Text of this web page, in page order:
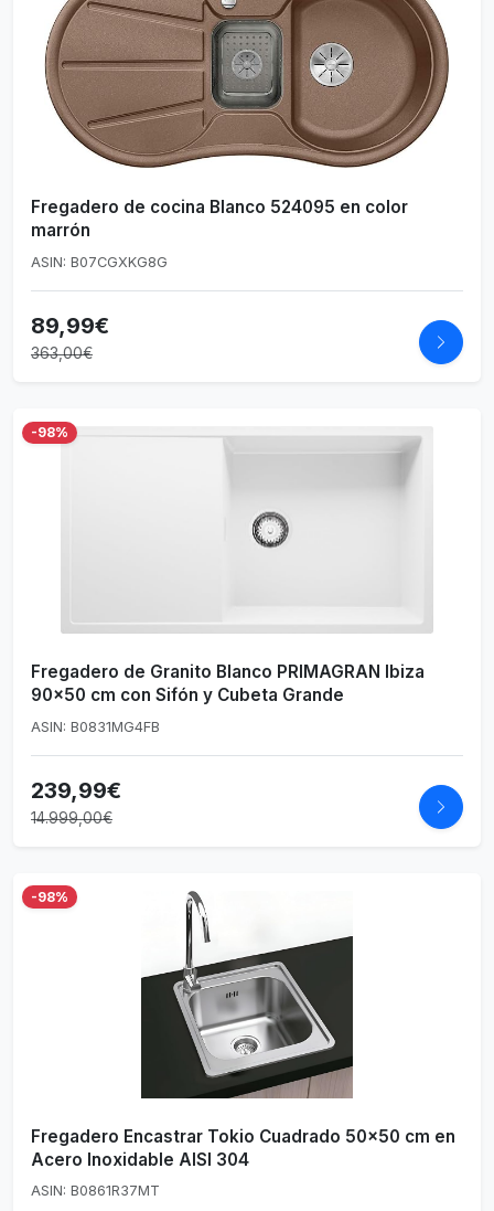
Fregadero de cocina Blanco 524095 en color
marrón
ASIN: B07CGXKG8G
89,99€
363,00€
-98%
Fregadero de Granito Blanco PRIMAGRAN Ibiza
90x50 cm con Sifón y Cubeta Grande
ASIN: B0831MG4FB
239,99€
14.999,00€
-98%
Fregadero Encastrar Tokio Cuadrado 50x50 cm en
Acero Inoxidable AISI 304
ASIN: B0861R37MT